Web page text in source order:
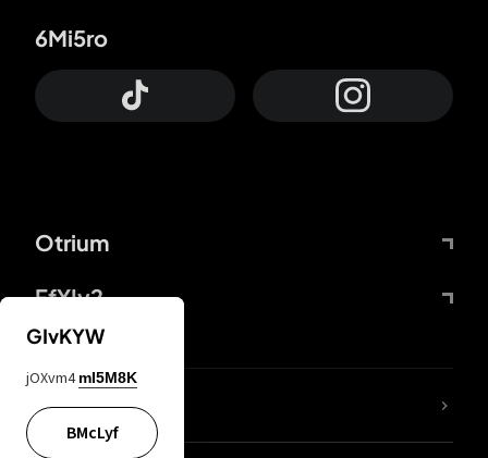
Otrium
FfYIy2
6Mi5ro
KIjvtr
GIvKYW
jOXvm4 mI5M8K
BMcLyf